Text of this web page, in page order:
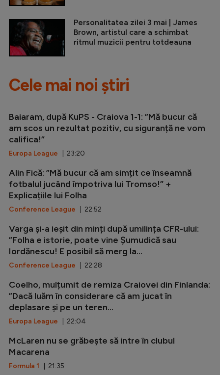
Personalitatea zilei 3 mai | James
Brown, artistul care a schimbat
ritmul muzicii pentru totdeauna
Cele mai noi știri
Baiaram, după KuPS - Craiova 1-1: ”Mă bucur că
am scos un rezultat pozitiv, cu siguranță ne vom
califica!”
Europa League | 23:20
Alin Fică: ”Mă bucur că am simțit ce înseamnă
fotbalul jucând împotriva lui Tromso!” +
Explicațiile lui Folha
Conference League | 22:52
Varga și-a ieșit din minți după umilința CFR-ului:
”Folha e istorie, poate vine Șumudică sau
Iordănescu! E posibil să merg la...
Conference League | 22:28
Coelho, mulțumit de remiza Craiovei din Finlanda:
”Dacă luăm în considerare că am jucat în
deplasare și pe un teren...
Europa League | 22:04
McLaren nu se grăbește să intre în clubul
Macarena
Formula 1 | 21:35